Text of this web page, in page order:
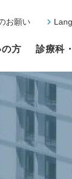
お願い
の方 診療科